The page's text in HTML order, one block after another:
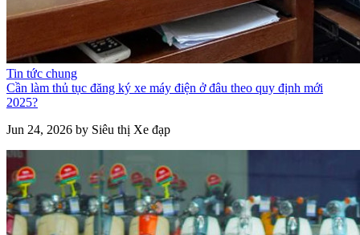
Tin tức chung
Cần làm thủ tục đăng ký xe máy điện ở đâu theo quy định mới
2025?
Jun 24, 2026 by Siêu thị Xe đạp